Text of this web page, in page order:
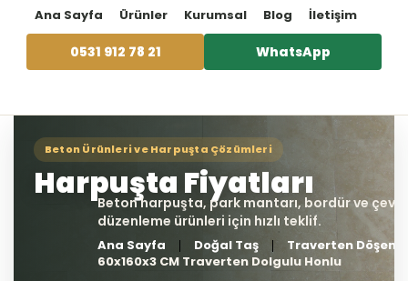
Ana Sayfa Ürünler Kurumsal Blog İletişim
0531 912 78 21 WhatsApp
Ana Sayfa Doğal Taş
Traverten Döşeme
60x160x3 CM Traverten Dolgulu Honlu